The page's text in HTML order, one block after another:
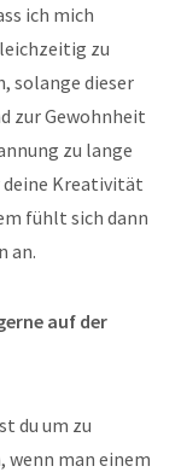
ich mich
zu
solange dieser
zur Gewohnheit
zu lange
deine Kreativität
fühlt sich dann
an.
auf der
du um zu
wenn man einem